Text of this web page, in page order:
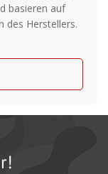
basieren auf
des Herstellers.